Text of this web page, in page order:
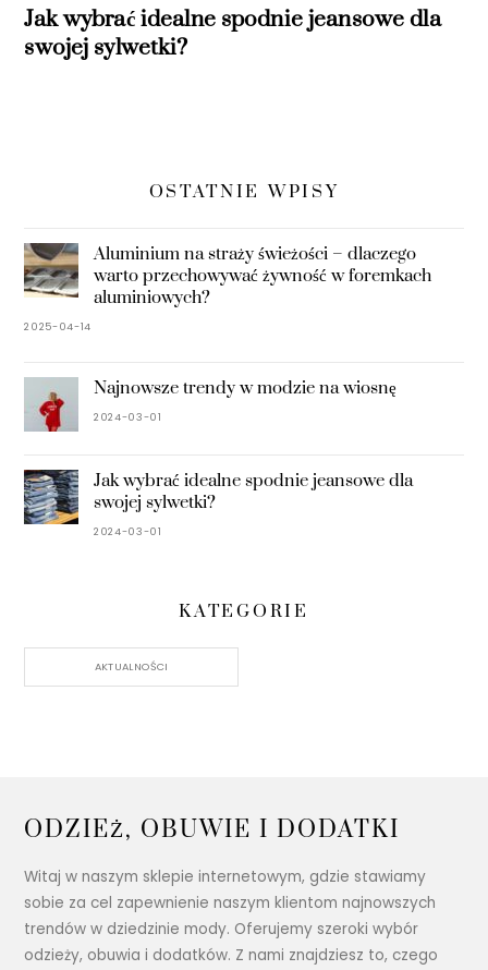
Jak wybrać idealne spodnie jeansowe dla
swojej sylwetki?
OSTATNIE WPISY
Aluminium na straży świeżości – dlaczego
warto przechowywać żywność w foremkach
aluminiowych?
2025-04-14
Najnowsze trendy w modzie na wiosnę
2024-03-01
Jak wybrać idealne spodnie jeansowe dla
swojej sylwetki?
2024-03-01
KATEGORIE
AKTUALNOŚCI
ODZIEŻ, OBUWIE I DODATKI
Witaj w naszym sklepie internetowym, gdzie stawiamy
sobie za cel zapewnienie naszym klientom najnowszych
trendów w dziedzinie mody. Oferujemy szeroki wybór
odzieży, obuwia i dodatków. Z nami znajdziesz to, czego